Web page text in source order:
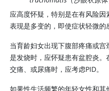
应高度怀疑，特别是在有风险
表现是多变的，即使症状轻微的
当育龄妇女出现下腹部疼痛或
是发烧时，应怀疑患有盆腔炎
交痛、或尿痛时，应考虑PID。
如果性生活频繁的年轻女性和